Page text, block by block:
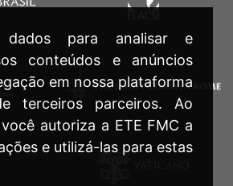
dados para analisar e
conteúdos e anúncios
em nossa plataforma
terceiros parceiros. Ao
autoriza a ETE FMC a
e utilizá-las para estas